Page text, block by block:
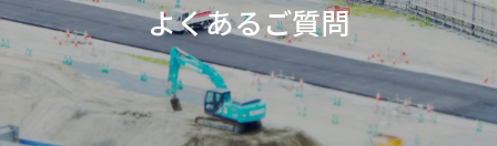
よくあるご質問